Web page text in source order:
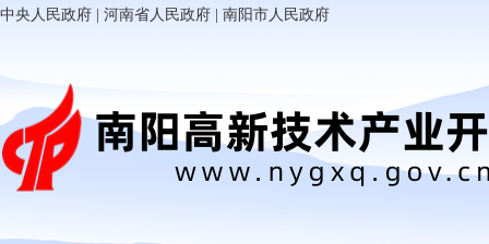
中央人民政府 河南省人民政府 南阳市人民政府